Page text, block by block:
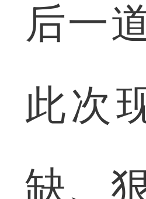
后一
此次
缺、